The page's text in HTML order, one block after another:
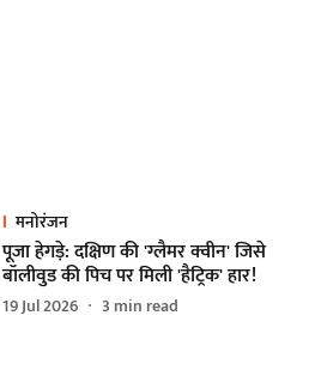
मनोरंजन
पूजा हेगड़े: दक्षिण की 'ग्लैमर क्वीन' जिसे
बॉलीवुड की पिच पर मिली 'हैट्रिक' हार!
19 Jul 2026 3 min read